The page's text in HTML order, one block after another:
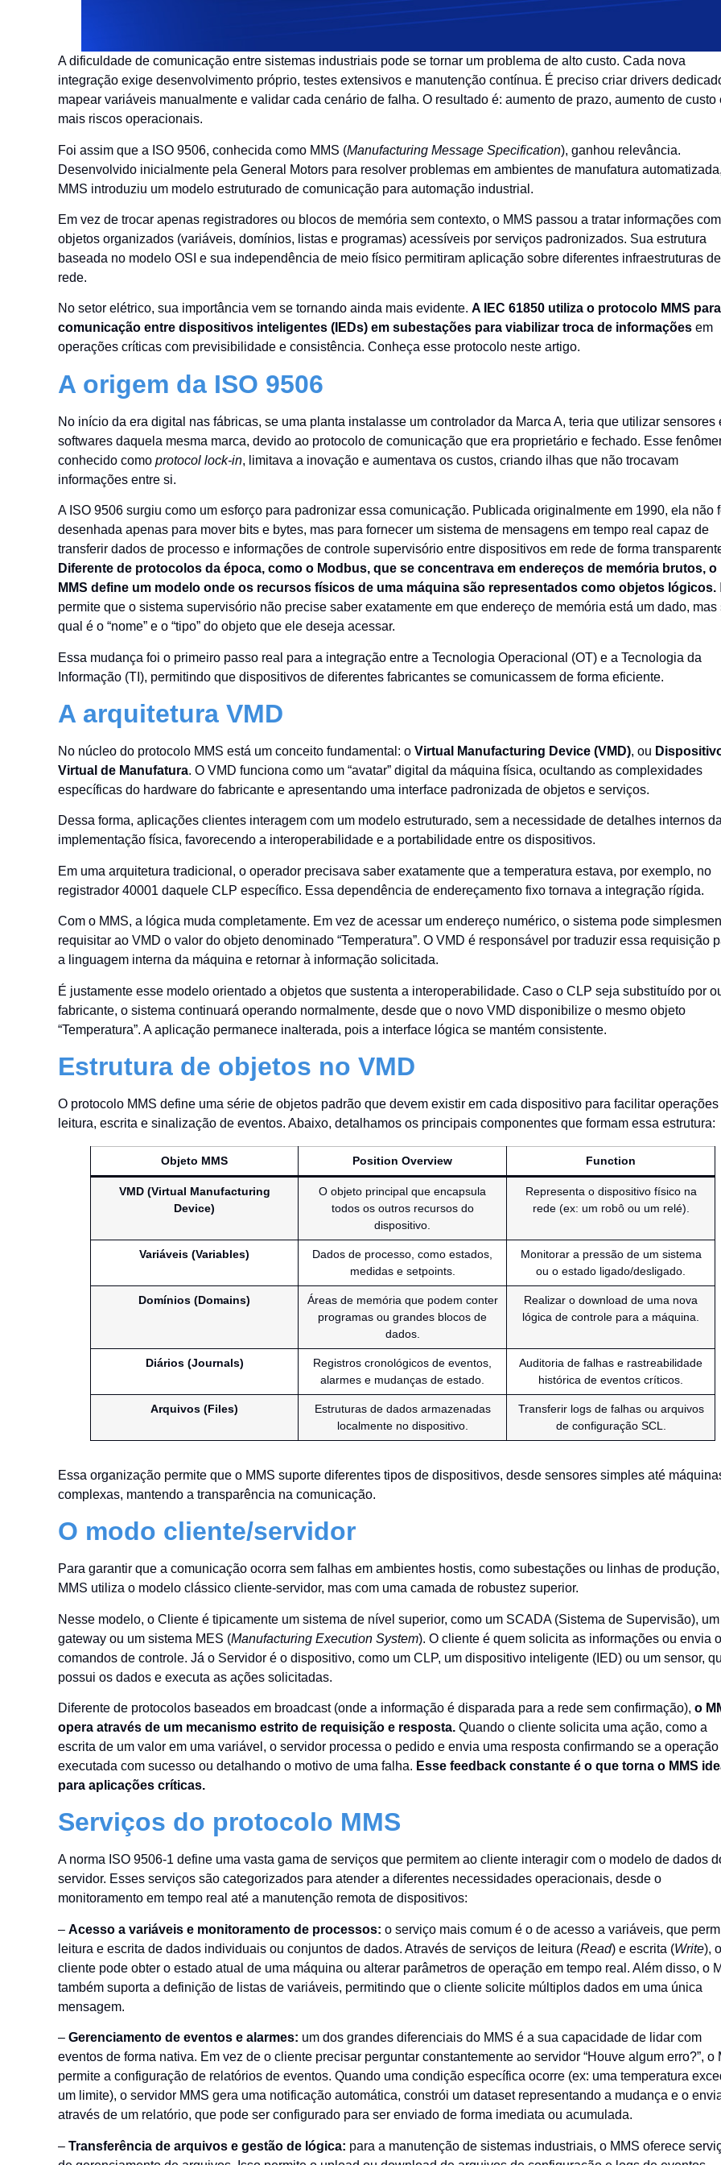
English
A dificuldade de comunicação entre sistemas industriais pode se tornar um problema de alto custo. Cada nova
integração exige desenvolvimento próprio, testes extensivos e manutenção contínua. É preciso criar drivers
mapear variáveis manualmente e validar cada cenário de falha. O resultado é: aumento de prazo, aumento de custo
mais riscos operacionais.
Foi assim que a ISO 9506, conhecida como MMS (Manufacturing Message Specification), ganhou relevância.
Desenvolvido inicialmente pela General Motors para resolver problemas em ambientes de manufatura
MMS introduziu um modelo estruturado de comunicação para automação industrial.
Em vez de trocar apenas registradores ou blocos de memória sem contexto, o MMS passou a tratar informações
objetos organizados (variáveis, domínios, listas e programas) acessíveis por serviços padronizados. Sua estrutura
baseada no modelo OSI e sua independência de meio físico permitiram aplicação sobre diferentes infraestruturas de
rede.
No setor elétrico, sua importância vem se tornando ainda mais evidente. A IEC 61850 utiliza o protocolo MMS
comunicação entre dispositivos inteligentes (IEDs) em subestações para viabilizar troca de informações em
operações críticas com previsibilidade e consistência. Conheça esse protocolo neste artigo.
A origem da ISO 9506
No início da era digital nas fábricas, se uma planta instalasse um controlador da Marca A, teria que utilizar sensores
softwares daquela mesma marca, devido ao protocolo de comunicação que era proprietário e fechado. Esse
conhecido como protocol lock-in, limitava a inovação e aumentava os custos, criando ilhas que não trocavam
informações entre si.
A ISO 9506 surgiu como um esforço para padronizar essa comunicação. Publicada originalmente em 1990, ela não
desenhada apenas para mover bits e bytes, mas para fornecer um sistema de mensagens em tempo real capaz de
transferir dados de processo e informações de controle supervisório entre dispositivos em rede de forma
Diferente de protocolos da época, como o Modbus, que se concentrava em endereços de memória brutos, o
MMS define um modelo onde os recursos físicos de uma máquina são representados como objetos lógicos.
permite que o sistema supervisório não precise saber exatamente em que endereço de memória está um dado, mas
qual é o “nome” e o “tipo” do objeto que ele deseja acessar.
Essa mudança foi o primeiro passo real para a integração entre a Tecnologia Operacional (OT) e a Tecnologia da
Informação (TI), permitindo que dispositivos de diferentes fabricantes se comunicassem de forma eficiente.
A arquitetura VMD
No núcleo do protocolo MMS está um conceito fundamental: o Virtual Manufacturing Device (VMD), ou
Virtual de Manufatura. O VMD funciona como um “avatar” digital da máquina física, ocultando as complexidades
específicas do hardware do fabricante e apresentando uma interface padronizada de objetos e serviços.
Dessa forma, aplicações clientes interagem com um modelo estruturado, sem a necessidade de detalhes internos
implementação física, favorecendo a interoperabilidade e a portabilidade entre os dispositivos.
Em uma arquitetura tradicional, o operador precisava saber exatamente que a temperatura estava, por exemplo, no
registrador 40001 daquele CLP específico. Essa dependência de endereçamento fixo tornava a integração rígida.
Com o MMS, a lógica muda completamente. Em vez de acessar um endereço numérico, o sistema pode
requisitar ao VMD o valor do objeto denominado “Temperatura”. O VMD é responsável por traduzir essa requisição
a linguagem interna da máquina e retornar à informação solicitada.
É justamente esse modelo orientado a objetos que sustenta a interoperabilidade. Caso o CLP seja substituído por
fabricante, o sistema continuará operando normalmente, desde que o novo VMD disponibilize o mesmo objeto
“Temperatura”. A aplicação permanece inalterada, pois a interface lógica se mantém consistente.
Estrutura de objetos no VMD
O protocolo MMS define uma série de objetos padrão que devem existir em cada dispositivo para facilitar operações
leitura, escrita e sinalização de eventos. Abaixo, detalhamos os principais componentes que formam essa estrutura:
Objeto MMS Position Overview Function
VMD (Virtual Manufacturing
Device)
O objeto principal que encapsula
todos os outros recursos do
dispositivo.
Representa o dispositivo físico na
rede (ex: um robô ou um relé).
Variáveis (Variables)
Dados de processo, como estados,
medidas e setpoints.
Monitorar a pressão de um sistema
ou o estado ligado/desligado.
Domínios (Domains)
Áreas de memória que podem conter
programas ou grandes blocos de
dados.
Realizar o download de uma nova
lógica de controle para a máquina.
Diários (Journals)
Registros cronológicos de eventos,
alarmes e mudanças de estado.
Auditoria de falhas e rastreabilidade
histórica de eventos críticos.
Arquivos (Files)
Estruturas de dados armazenadas
localmente no dispositivo.
Transferir logs de falhas ou arquivos
de configuração SCL.
Essa organização permite que o MMS suporte diferentes tipos de dispositivos, desde sensores simples até
complexas, mantendo a transparência na comunicação.
O modo cliente/servidor
Para garantir que a comunicação ocorra sem falhas em ambientes hostis, como subestações ou linhas de
MMS utiliza o modelo clássico cliente-servidor, mas com uma camada de robustez superior.
Nesse modelo, o Cliente é tipicamente um sistema de nível superior, como um SCADA (Sistema de Supervisão), um
gateway ou um sistema MES (Manufacturing Execution System). O cliente é quem solicita as informações ou envia
comandos de controle. Já o Servidor é o dispositivo, como um CLP, um dispositivo inteligente (IED) ou um sensor,
possui os dados e executa as ações solicitadas.
Diferente de protocolos baseados em broadcast (onde a informação é disparada para a rede sem confirmação), o
opera através de um mecanismo estrito de requisição e resposta. Quando o cliente solicita uma ação, como a
escrita de um valor em uma variável, o servidor processa o pedido e envia uma resposta confirmando se a operação
executada com sucesso ou detalhando o motivo de uma falha. Esse feedback constante é o que torna o MMS
para aplicações críticas.
Serviços do protocolo MMS
A norma ISO 9506-1 define uma vasta gama de serviços que permitem ao cliente interagir com o modelo de dados
servidor. Esses serviços são categorizados para atender a diferentes necessidades operacionais, desde o
monitoramento em tempo real até a manutenção remota de dispositivos:
– Acesso a variáveis e monitoramento de processos: o serviço mais comum é o de acesso a variáveis, que
leitura e escrita de dados individuais ou conjuntos de dados. Através de serviços de leitura (Read) e escrita (Write), o
cliente pode obter o estado atual de uma máquina ou alterar parâmetros de operação em tempo real. Além disso, o
também suporta a definição de listas de variáveis, permitindo que o cliente solicite múltiplos dados em uma única
mensagem.
– Gerenciamento de eventos e alarmes: um dos grandes diferenciais do MMS é a sua capacidade de lidar com
eventos de forma nativa. Em vez de o cliente precisar perguntar constantemente ao servidor “Houve algum erro?”, o
permite a configuração de relatórios de eventos. Quando uma condição específica ocorre (ex: uma temperatura
um limite), o servidor MMS gera uma notificação automática, constrói um dataset representando a mudança e o
através de um relatório, que pode ser configurado para ser enviado de forma imediata ou acumulada.
– Transferência de arquivos e gestão de lógica: para a manutenção de sistemas industriais, o MMS oferece